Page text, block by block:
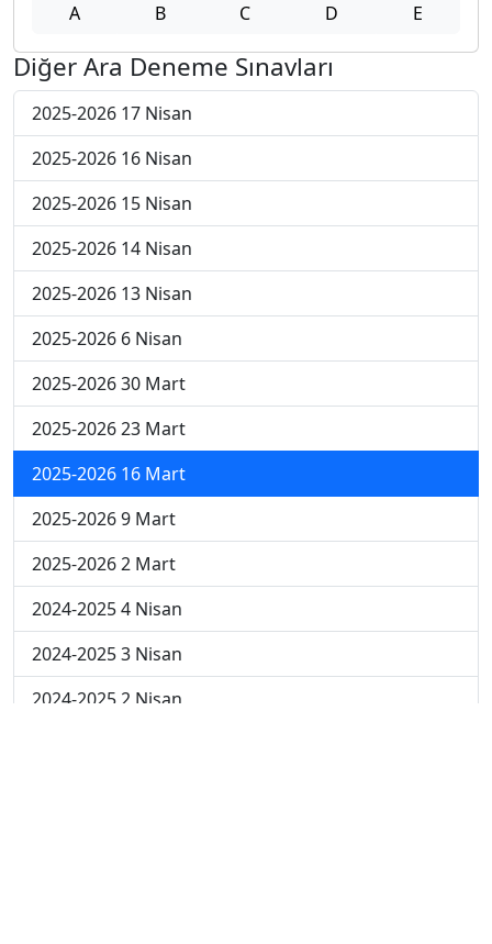
A B C D E
Diğer Ara Deneme Sınavları
2025-2026 17 Nisan
2025-2026 16 Nisan
2025-2026 15 Nisan
2025-2026 14 Nisan
2025-2026 13 Nisan
2025-2026 6 Nisan
2025-2026 30 Mart
2025-2026 23 Mart
2025-2026 16 Mart
2025-2026 9 Mart
2025-2026 2 Mart
2024-2025 4 Nisan
2024-2025 3 Nisan
2024-2025 2 Nisan